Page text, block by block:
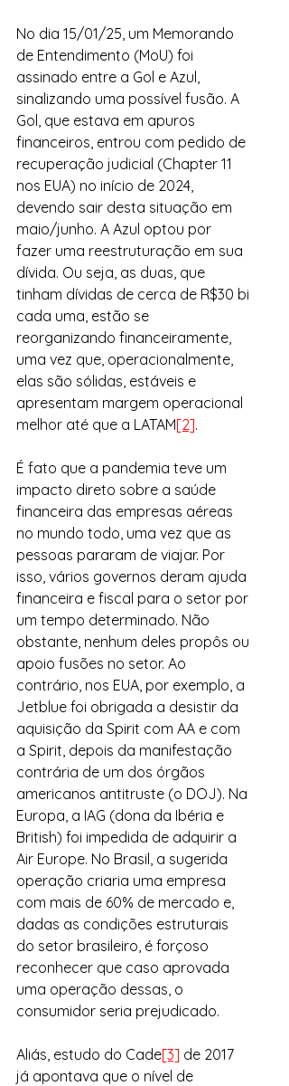
No dia 15/01/25, um Memorando
de Entendimento (MoU) foi
assinado entre a Gol e Azul,
sinalizando uma possível fusão. A
Gol, que estava em apuros
financeiros, entrou com pedido de
recuperação judicial (Chapter 11
nos EUA) no início de 2024,
devendo sair desta situação em
maio/junho. A Azul optou por
fazer uma reestruturação em sua
dívida. Ou seja, as duas, que
tinham dívidas de cerca de R$30 bi
cada uma, estão se
reorganizando financeiramente,
uma vez que, operacionalmente,
elas são sólidas, estáveis e
apresentam margem operacional
melhor até que a LATAM[2].
É fato que a pandemia teve um
impacto direto sobre a saúde
financeira das empresas aéreas
no mundo todo, uma vez que as
pessoas pararam de viajar. Por
isso, vários governos deram ajuda
financeira e fiscal para o setor por
um tempo determinado. Não
obstante, nenhum deles propôs ou
apoio fusões no setor. Ao
contrário, nos EUA, por exemplo, a
Jetblue foi obrigada a desistir da
aquisição da Spirit com AA e com
a Spirit, depois da manifestação
contrária de um dos órgãos
americanos antitruste (o DOJ). Na
Europa, a IAG (dona da Ibéria e
British) foi impedida de adquirir a
Air Europe. No Brasil, a sugerida
operação criaria uma empresa
com mais de 60% de mercado e,
dadas as condições estruturais
do setor brasileiro, é forçoso
reconhecer que caso aprovada
uma operação dessas, o
consumidor seria prejudicado.
Aliás, estudo do Cade[3] de 2017
já apontava que o nível de